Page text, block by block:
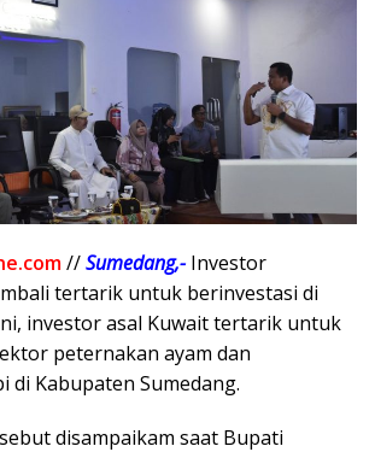
//Sumedang,- Investor
tertarik untuk berinvestasi di
investor asal Kuwait tertarik untuk
peternakan ayam dan
di Kabupaten Sumedang.
disampaikam saat Bupati